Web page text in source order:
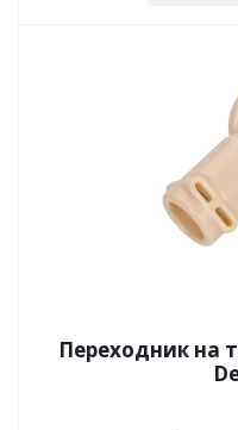
Переходник на